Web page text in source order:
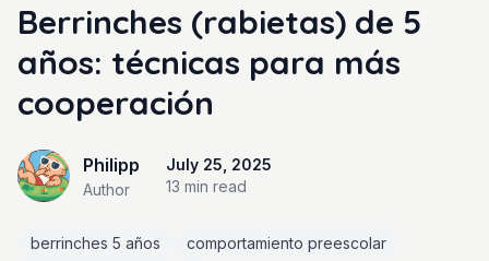
Berrinches (rabietas) de 5
años: técnicas para más
cooperación
Philipp
Author
July 25, 2025
13 min read
berrinches 5 años
comportamiento preescolar